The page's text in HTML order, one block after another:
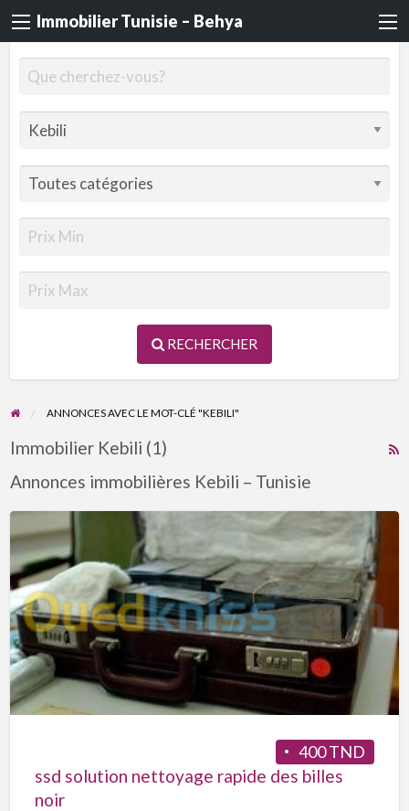
Immobilier Tunisie – Behya
RECHERCHER
ANNONCES AVEC LE MOT-CLÉ "KEBILI"
Immobilier Kebili (1)
Annonces immobilières Kebili – Tunisie
400 TND
ssd solution nettoyage rapide des billes
noir